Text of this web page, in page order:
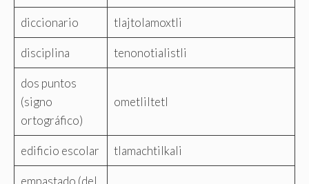
diccionario tlajtolamoxtli
disciplina tenonotialistli
dos puntos
(signo
ortográfico)
ometliltetl
edificio escolar tlamachtilkali
empastado (del